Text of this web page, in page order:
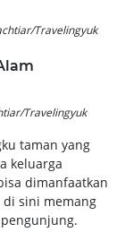
Travelingyuk
Travelingyuk
taman yang
keluarga
dimanfaatkan
di sini memang